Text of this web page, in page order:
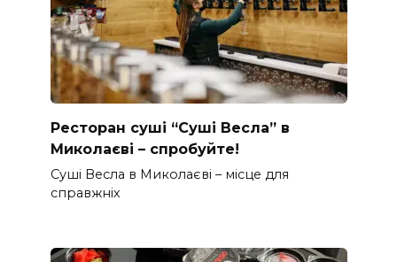
Ресторан суші “Суші Весла” в
Миколаєві – спробуйте!
Суші Весла в Миколаєві – місце для
справжніх